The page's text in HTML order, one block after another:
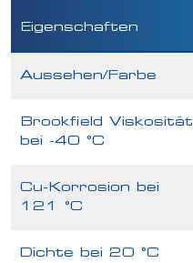
Eigenschaften
Aussehen/Farbe
Brookfield Viskosität
bei -40 °C
Cu-Korrosion bei
121 °C
Dichte bei 20 °C